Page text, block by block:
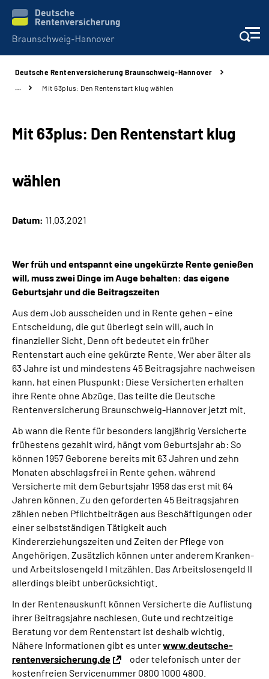
Unsere Kliniken
Karriere
Online-Services
Inhalte in Gebärdensprache (DGS)
Leichte Sprache
Suche
Mein Kundenportal
Deutsche Rentenversicherung Braunschweig-Hannover
…
Mit 63plus: Den Rentenstart klug wählen
Mit 63plus: Den Rentenstart klug
wählen
Datum: 11.03.2021
Wer früh und entspannt eine ungekürzte Rente genießen
will, muss zwei Dinge im Auge behalten: das eigene
Geburtsjahr und die Beitragszeiten
Aus dem Job ausscheiden und in Rente gehen – eine
Entscheidung, die gut überlegt sein will, auch in
finanzieller Sicht. Denn oft bedeutet ein früher
Rentenstart auch eine gekürzte Rente. Wer aber älter als
63 Jahre ist und mindestens 45 Beitragsjahre nachweisen
kann, hat einen Pluspunkt: Diese Versicherten erhalten
ihre Rente ohne Abzüge. Das teilte die Deutsche
Rentenversicherung Braunschweig-Hannover jetzt mit.
Ab wann die Rente für besonders langjährig Versicherte
frühestens gezahlt wird, hängt vom Geburtsjahr ab: So
können 1957 Geborene bereits mit 63 Jahren und zehn
Monaten abschlagsfrei in Rente gehen, während
Versicherte mit dem Geburtsjahr 1958 das erst mit 64
Jahren können. Zu den geforderten 45 Beitragsjahren
zählen neben Pflichtbeiträgen aus Beschäftigungen oder
einer selbstständigen Tätigkeit auch
Kindererziehungszeiten und Zeiten der Pflege von
Angehörigen. Zusätzlich können unter anderem Kranken-
und Arbeitslosengeld I mitzählen. Das Arbeitslosengeld II
allerdings bleibt unberücksichtigt.
In der Rentenauskunft können Versicherte die Auflistung
ihrer Beitragsjahre nachlesen. Gute und rechtzeitige
Beratung vor dem Rentenstart ist deshalb wichtig.
Nähere Informationen gibt es unterwww.deutsche-
rentenversicherung.de
oder telefonisch unter der
kostenfreien Servicenummer 0800 1000 4800.